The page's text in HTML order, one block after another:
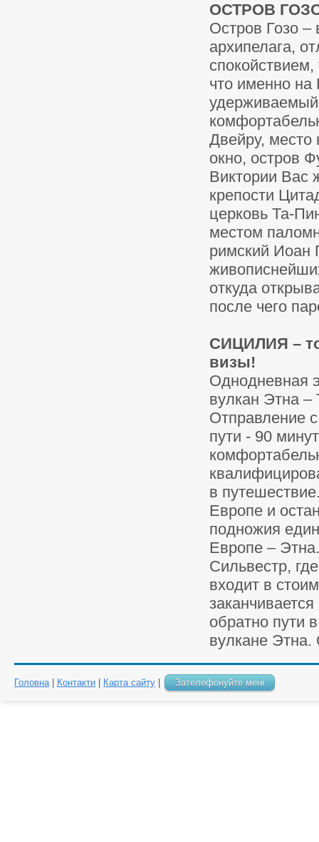
ОСТРОВ ГОЗО
Остров Гозо –
архипелага,
что именно на
Двейру, место
окно, остров
Виктории Вас
крепости
церковь Та-
местом
римский Иоан
откуда
после чего
СИЦИЛИЯ –
визы!
Однодневная
вулкан Этна –
Отправление
пути - 90
в
Европе и
подножия
Европе –
Сильвестр,
входит в
обратно пути
вулкане
Головна| Контакти Карта сайту Зателефонуйте мені